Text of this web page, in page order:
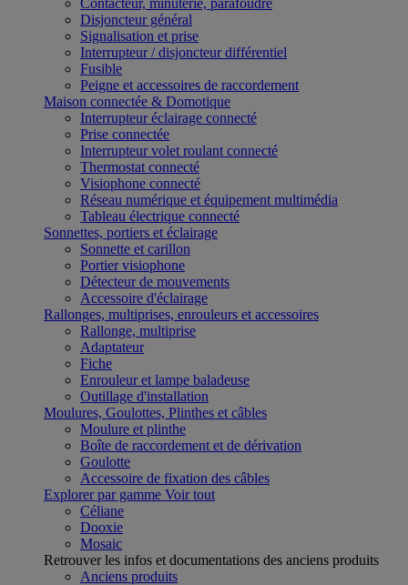
Contacteur, minuterie, parafoudre
Disjoncteur général
Signalisation et prise
Interrupteur / disjoncteur différentiel
Fusible
Peigne et accessoires de raccordement
Maison connectée & Domotique
Interrupteur éclairage connecté
Prise connectée
Interrupteur volet roulant connecté
Thermostat connecté
Visiophone connecté
Réseau numérique et équipement multimédia
Tableau électrique connecté
Sonnettes, portiers et éclairage
Sonnette et carillon
Portier visiophone
Détecteur de mouvements
Accessoire d'éclairage
Rallonges, multiprises, enrouleurs et accessoires
Rallonge, multiprise
Adaptateur
Fiche
Enrouleur et lampe baladeuse
Outillage d'installation
Moulures, Goulottes, Plinthes et câbles
Moulure et plinthe
Boîte de raccordement et de dérivation
Goulotte
Accessoire de fixation des câbles
Explorer par gamme Voir tout
Céliane
Dooxie
Mosaic
Retrouver les infos et documentations des anciens produits
Anciens produits